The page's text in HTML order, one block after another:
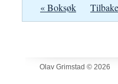
« Boksøk
Olav Grimstad © 2026